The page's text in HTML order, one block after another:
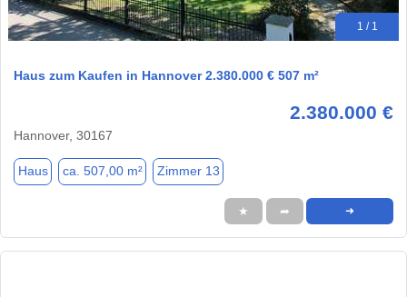
1 / 1
Haus zum Kaufen in Hannover 2.380.000 € 507 m²
2.380.000 €
Hannover, 30167
Haus ca. 507,00 m² Zimmer 13
★ ➦ ➜